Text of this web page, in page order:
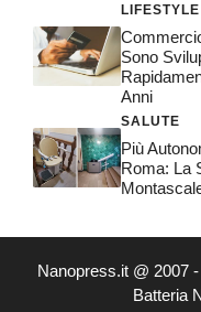
LIFESTYLE
Sono
Anni
SALUTE
Più
Roma: La
Nanopress.it @ 2007
Batteria